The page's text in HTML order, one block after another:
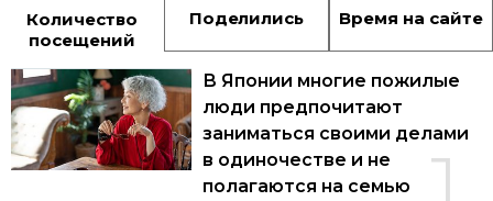
Количество
посещений
Поделились Время на сайте
В Японии многие пожилые
люди предпочитают
заниматься своими делами
в одиночестве и не
полагаются на семью